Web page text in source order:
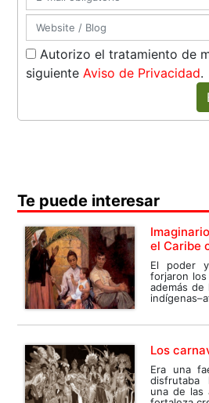
Autorizo el tratamiento de
siguienteAviso de Privacidad.
Te puede interesar
el Caribe
El poder
forjaron
además
Los
Era una
disfrutaba
una de las